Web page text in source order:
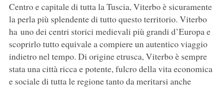
Centro e capitale di tutta la Tuscia, Viterbo è sicuramente
la perla più splendente di tutto questo territorio. Viterbo
ha uno dei centri storici medievali più grandi d’Europa e
scoprirlo tutto equivale a compiere un autentico viaggio
indietro nel tempo. Di origine etrusca, Viterbo è sempre
stata una città ricca e potente, fulcro della vita economica
e sociale di tutta le regione tanto da meritarsi anche